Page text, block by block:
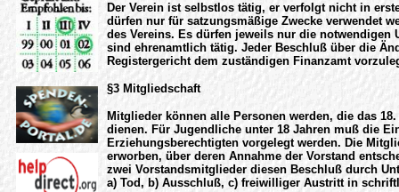
Der Verein ist selbstlos tätig, er verfolgt nicht in
dürfen nur für satzungsmäßige Zwecke verwendet
des Vereins. Es dürfen jeweils nur die notwendigen
sind ehrenamtlich tätig. Jeder Beschluß über die
Registergericht dem zuständigen Finanzamt
§3 Mitgliedschaft
Mitglieder können alle Personen werden, die das
dienen. Für Jugendliche unter 18 Jahren muß die
Erziehungsberechtigten vorgelegt werden. Die
erworben, über deren Annahme der Vorstand
zwei Vorstandsmitglieder diesen Beschluß durch
a) Tod, b) Ausschluß, c) freiwilliger Austritt in